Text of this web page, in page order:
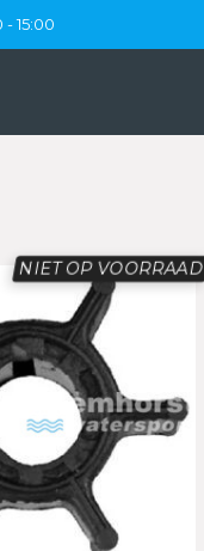
- 15:00
NIET OP VOORRAAD